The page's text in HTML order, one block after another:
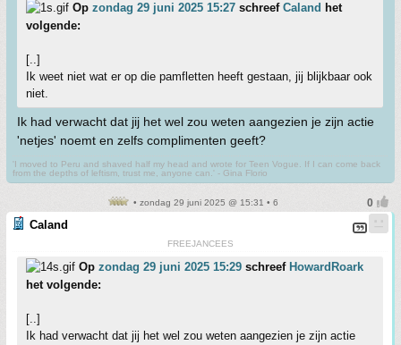
Op zondag 29 juni 2025 15:27 schreef Caland het
volgende:
[..]
Ik weet niet wat er op die pamfletten heeft gestaan, jij blijkbaar ook
niet.
Ik had verwacht dat jij het wel zou weten aangezien je zijn actie
'netjes' noemt en zelfs complimenten geeft?
'I moved to Peru and shaved half my head and wrote for Teen Vogue. If I can come back
from the depths of leftism, trust me, anyone can.' - Gina Florio
• zondag 29 juni 2025 @ 15:31 • 6
Caland
FREEJANCEES
Op zondag 29 juni 2025 15:29 schreef HowardRoark
het volgende:
[..]
Ik had verwacht dat jij het wel zou weten aangezien je zijn actie